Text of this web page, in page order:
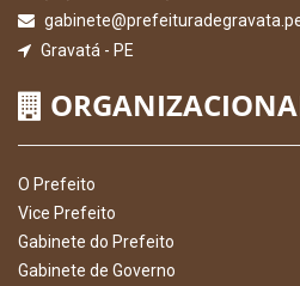
Gravatá - PE
O Prefeito
Vice Prefeito
Gabinete do Prefeito
Gabinete de Governo